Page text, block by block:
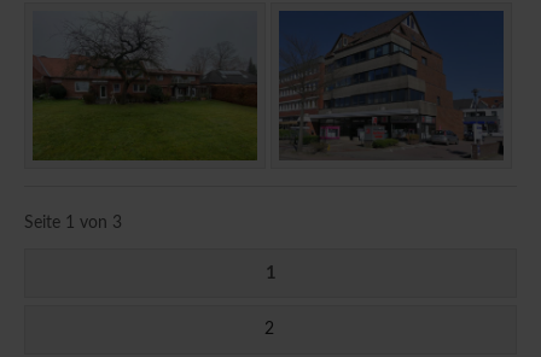
Seite 1 von 3
1
2